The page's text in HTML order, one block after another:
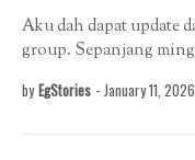
Aku dah dapat update
group. Sepanjang
by EgStories - January 11, 2026